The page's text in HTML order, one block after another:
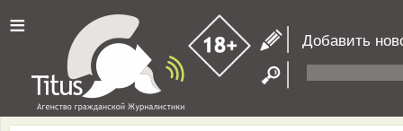
≡ Добавить